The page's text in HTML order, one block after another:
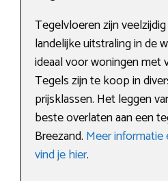
Tegelvloeren zijn
landelijke uitstraling in de
ideaal voor woningen met
Tegels zijn te koop in
prijsklassen. Het leggen
beste overlaten aan een
Breezand. Meer informatie
vind je hier.